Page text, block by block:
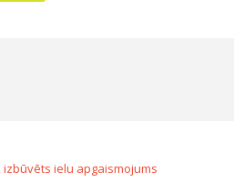
ielu apgaismojums